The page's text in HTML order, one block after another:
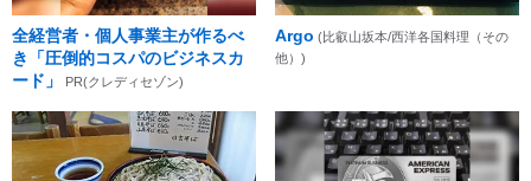
全経営者・個人事業主が作るべ
き「圧倒的コスパのビジネスカ
ード」
PR(クレディセゾン)
Argo (比叡山坂本/西洋各国料理（その
他）)